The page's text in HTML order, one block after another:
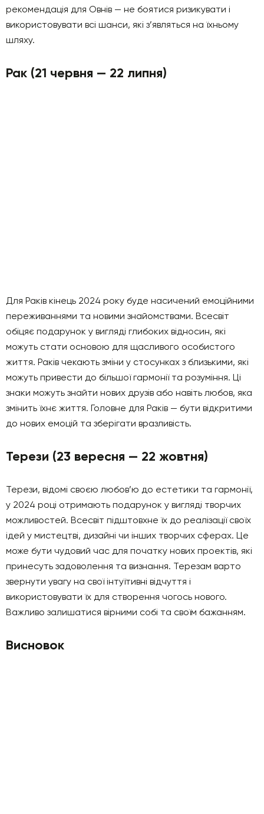
рекомендація для Овнів — не боятися ризикувати і
використовувати всі шанси, які з’являться на їхньому
шляху.
Рак (21 червня — 22 липня)
Для Раків кінець 2024 року буде насичений емоційними
переживаннями та новими знайомствами. Всесвіт
обіцяє подарунок у вигляді глибоких відносин, які
можуть стати основою для щасливого особистого
життя. Раків чекають зміни у стосунках з близькими, які
можуть привести до більшої гармонії та розуміння. Ці
знаки можуть знайти нових друзів або навіть любов, яка
змінить їхнє життя. Головне для Раків — бути відкритими
до нових емоцій та зберігати вразливість.
Терези (23 вересня — 22 жовтня)
Терези, відомі своєю любов’ю до естетики та гармонії,
у 2024 році отримають подарунок у вигляді творчих
можливостей. Всесвіт підштовхне їх до реалізації своїх
ідей у мистецтві, дизайні чи інших творчих сферах. Це
може бути чудовий час для початку нових проектів, які
принесуть задоволення та визнання. Терезам варто
звернути увагу на свої інтуїтивні відчуття і
використовувати їх для створення чогось нового.
Важливо залишатися вірними собі та своїм бажанням.
Висновок